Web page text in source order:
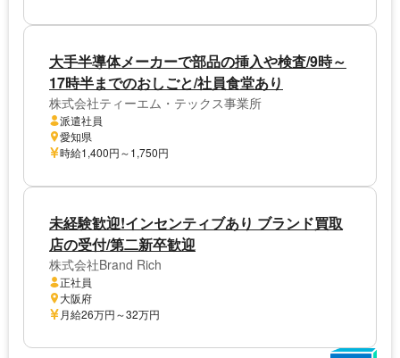
大手半導体メーカーで部品の挿入や検査/9時～
17時半までのおしごと/社員食堂あり
株式会社ティーエム・テックス事業所
派遣社員
愛知県
時給1,400円～1,750円
未経験歓迎!インセンティブあり ブランド買取
店の受付/第二新卒歓迎
株式会社Brand Rich
正社員
大阪府
月給26万円～32万円